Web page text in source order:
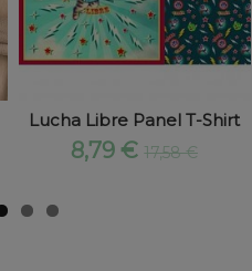
Lucha Libre Panel T-Shirt
8,79 €17,58 €